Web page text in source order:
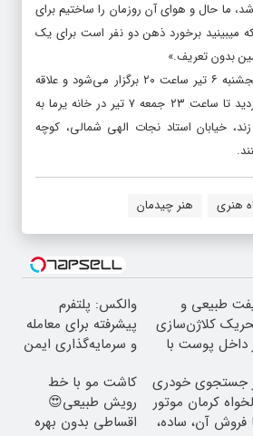
ما حال و هوای آن روزمان را ساختیم برای
که میبینید برخورد ذهن دو نفر است برای یک
بدون تعریف.»
افتتاحیه این نمایشگاه پنجشنبه ۶ تیر ساعت ۲۰ برگزار می‌شود و علاقه
مندان می‌توانند جهت بازدید تا ساعت ۲۳ جمعه ۷ تیر در خانه یرما به
خیابان استاد نجات الهی شمالی، کوچه
هنری هنر چیدمان
طبیعی و
کلاژن‌سازی
داخل پوست با
شو
والکس: پلتفرم
پیشرفته برای معامله
و سرمایه‌گذاری ایمن
جستجوی خودری
کرمان موتور
فروش آن، ساده،
کاشت مو با خط
رویش طبیعی😍
اقساطی بدون بهره